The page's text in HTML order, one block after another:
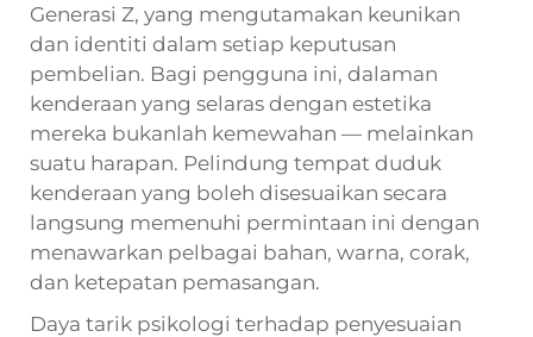
Generasi Z, yang mengutamakan keunikan
dan identiti dalam setiap keputusan
pembelian. Bagi pengguna ini, dalaman
kenderaan yang selaras dengan estetika
mereka bukanlah kemewahan — melainkan
suatu harapan. Pelindung tempat duduk
kenderaan yang boleh disesuaikan secara
langsung memenuhi permintaan ini dengan
menawarkan pelbagai bahan, warna, corak,
dan ketepatan pemasangan.
Daya tarik psikologi terhadap penyesuaian